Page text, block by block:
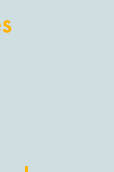
Visages